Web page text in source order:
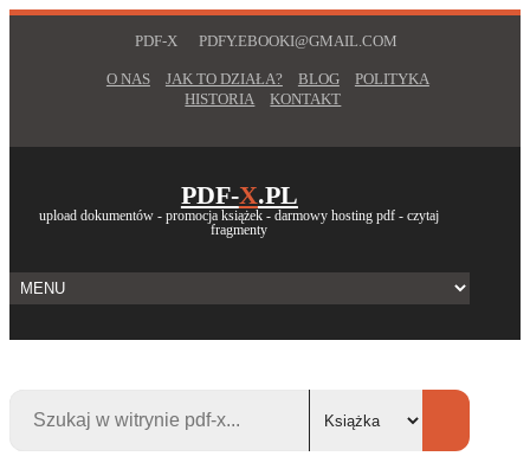
PDF-X PDFY.EBOOKI@GMAIL.COM
O NAS JAK TO DZIAŁA? BLOG
POLITYKA
HISTORIA
KONTAKT
PDF-X.PL
upload dokumentów - promocja książek - darmowy hosting pdf - czytaj
fragmenty